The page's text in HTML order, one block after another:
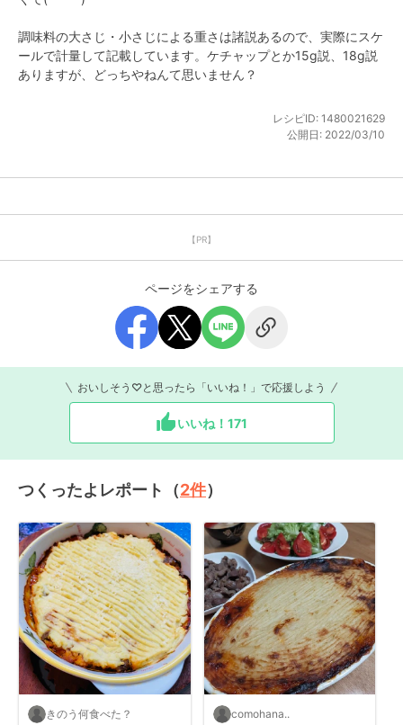
調味料の大さじ・小さじによる重さは諸説あるので、実際にスケ
ールで計量して記載しています。ケチャップとか15g説、18g説
ありますが、どっちやねんて思いません？
レシピID: 1480021629
公開日: 2022/03/10
【PR】
ページをシェアする
おいしそう♡と思ったら「いいね！」で応援しよう
いいね！ 171
つくったよレポート（2件）
きのう何食べた？
comohana..